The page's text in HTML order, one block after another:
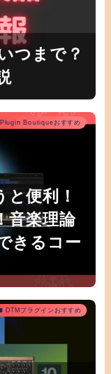
つまで？
Plugin Boutiqueおすすめ
と便利！
音楽理論
きるコー
DTMプラグインおすすめ